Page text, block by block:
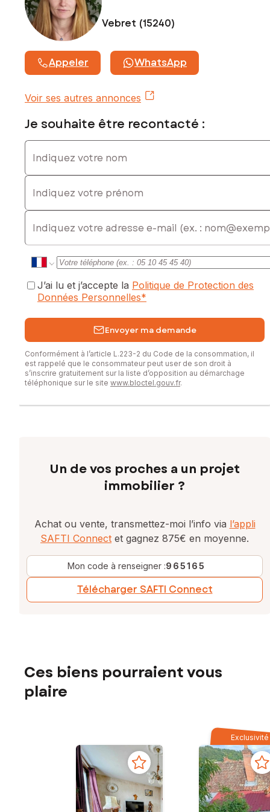
932107410
Vebret (15240)
Appeler WhatsApp
Voir ses autres annonces
Je souhaite être recontacté :
Indiquez votre nom
Indiquez votre prénom
E-mail
J’ai lu et j’accepte la Politique de Protection des
Données Personnelles*
Envoyer ma demande
Conformément à l’article L.223-2 du Code de la consommation, il
est rappelé que le consommateur peut user de son droit à
s’inscrire gratuitement sur la liste d’opposition au démarchage
téléphonique sur le site www.bloctel.gouv.fr.
Un de vos proches a un projet
immobilier ?
Achat ou vente, transmettez-moi l’info via l’appli
SAFTI Connect et gagnez 875€ en moyenne.
Mon code à renseigner :965165
Télécharger SAFTI Connect
Ces biens pourraient vous
plaire
Exclusivité